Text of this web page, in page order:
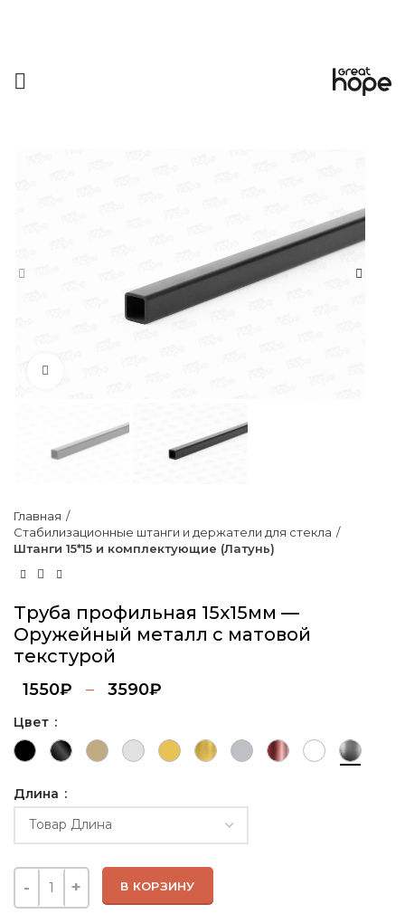
Главная
Стабилизационные штанги и держатели для стекла
Штанги 15*15 и комплектующие (Латунь)
Труба профильная 15х15мм —
Оружейный металл с матовой
текстурой
1550₽ – 3590₽
Цвет
Длина
В КОРЗИНУ